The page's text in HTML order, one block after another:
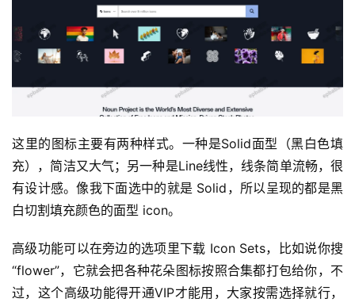
这里的图标主要有两种样式。一种是Solid面型（黑白色填
充），简洁又大气；另一种是Line线性，线条简单流畅，很
有设计感。像我下面选中的就是 Solid，所以呈现的都是黑
白切割填充颜色的面型 icon。
高级功能可以在旁边的选项里下载 Icon Sets，比如说你搜
“flower”，它就会把各种花朵图标按照合集都打包给你，不
过，这个高级功能得开通VIP才能用，大家按需选择就行，